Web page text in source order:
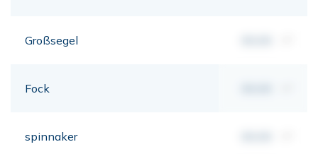
Großsegel
Fock
spinnaker